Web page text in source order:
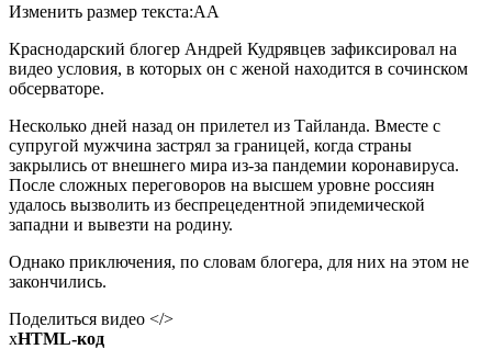
Изменить размер текста:AA
Краснодарский блогер Андрей Кудрявцев зафиксировал на
видео условия, в которых он с женой находится в сочинском
обсерваторе.
Несколько дней назад он прилетел из Тайланда. Вместе с
супругой мужчина застрял за границей, когда страны
закрылись от внешнего мира из-за пандемии коронавируса.
После сложных переговоров на высшем уровне россиян
удалось вызволить из беспрецедентной эпидемической
западни и вывезти на родину.
Однако приключения, по словам блогера, для них на этом не
закончились.
Поделиться видео </>
xHTML-код